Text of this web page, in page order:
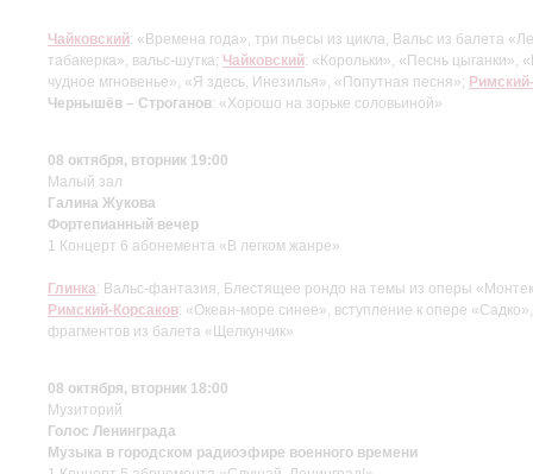
Чайковский: «Времена года», три пьесы из цикла, Вальс из балета
табакерка», вальс-шутка; Чайковский: «Корольки», «Песнь цыганки»,
чудное мгновенье», «Я здесь, Инезилья», «Попутная песня»;
Чернышёв – Строганов: «Хорошо на зорьке соловьиной»
08 октября, вторник 19:00
Малый зал
Галина Жукова
Фортепианный вечер
1 Концерт 6 абонемента «В легком жанре»
Глинка: Вальс-фантазия, Блестящее рондо на темы из оперы
Римский-Корсаков: «Океан-море синее», вступление к опере
фрагментов из балета «Щелкунчик»
08 октября, вторник 18:00
Музиторий
Голос Ленинграда
Музыка в городском радиоэфире военного времени